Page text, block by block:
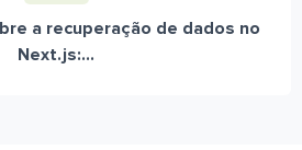
a recuperação de dados no
Next.js:...